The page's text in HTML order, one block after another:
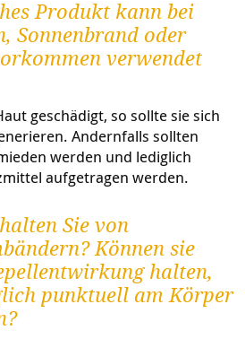
Produkt kann bei
Sonnenbrand oder
verwendet
geschädigt, so sollte sie sich
Andernfalls sollten
werden und lediglich
aufgetragen werden.
Sie von
Können sie
halten,
punktuell am Körper